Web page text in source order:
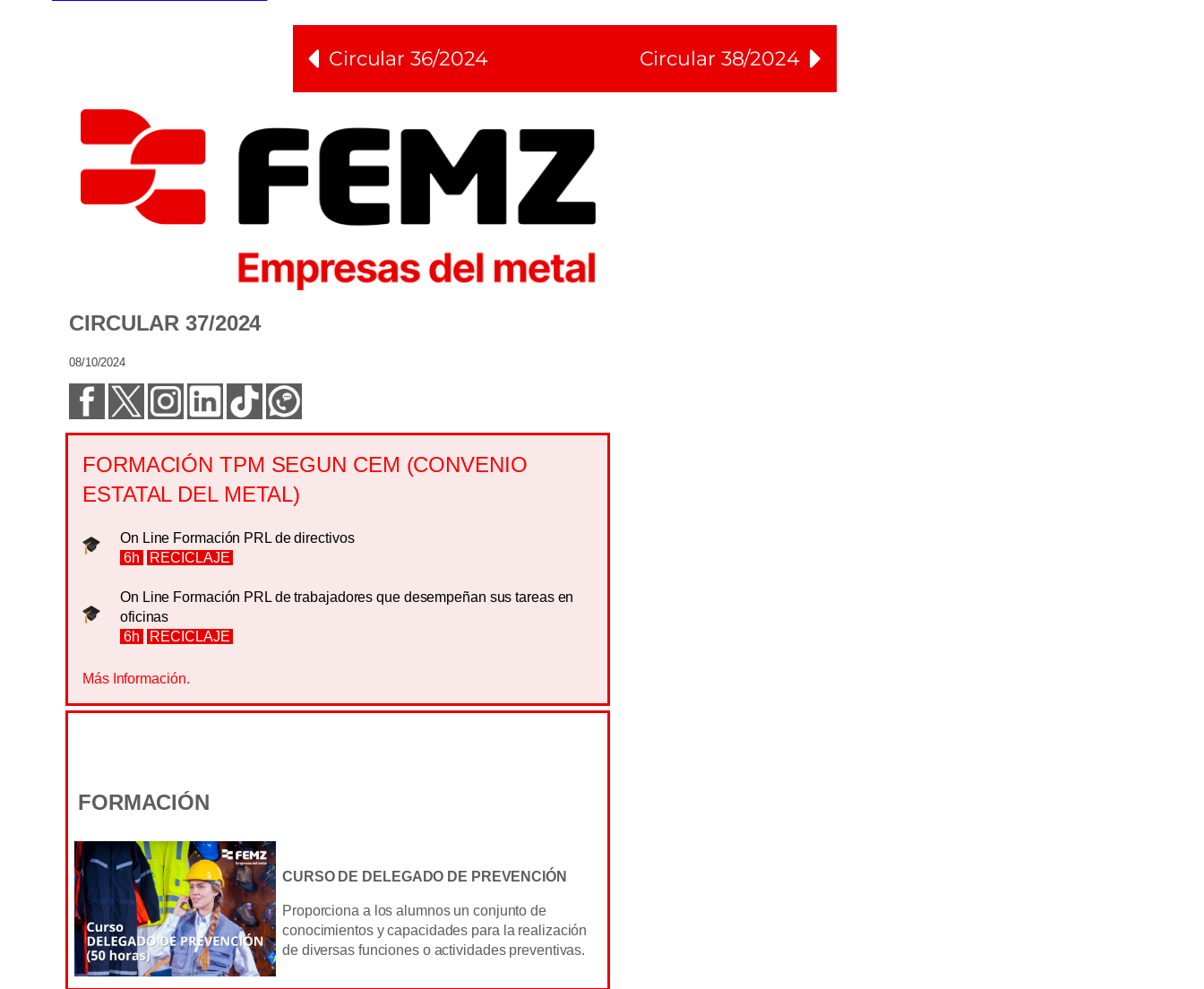
Circular 36/2024 Circular 38/2024
CIRCULAR 37/2024
08/10/2024
FORMACIÓN TPM SEGUN CEM (CONVENIO
ESTATAL DEL METAL)
On Line Formación PRL de directivos
6h
RECICLAJE
On Line Formación PRL de trabajadores que desempeñan sus tareas en
oficinas
6h
RECICLAJE
Más Información.
FORMACIÓN
CURSO DE DELEGADO DE PREVENCIÓN
Proporciona a los alumnos un conjunto de
conocimientos y capacidades para la realización
de diversas funciones o actividades preventivas.